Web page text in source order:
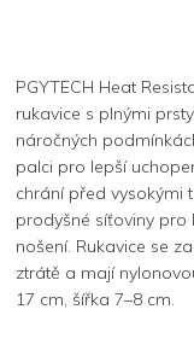
PGYTECH Heat
rukavice s plnými
náročných
palci pro lepší
chrání před vysokými
prodyšné síťoviny
nošení. Rukavice se
ztrátě a mají
17 cm, šířka 7–8 cm.